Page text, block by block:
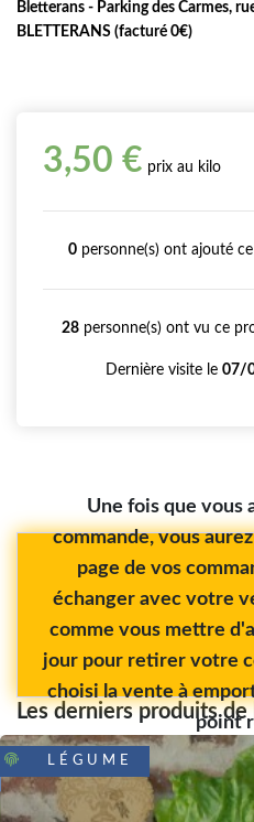
Bletterans - Parking des Carmes,
BLETTERANS (facturé 0€)
3,50 € prix au kilo
0 personne(s) ont ajouté
28 personne(s) ont vu ce
Dernière visite le 07/
Une fois que vous
commande, vous
page de vos
échanger avec votre
comme vous mettre
jour pour retirer votre
choisi la vente à
point
Les derniers produits
LÉGUME